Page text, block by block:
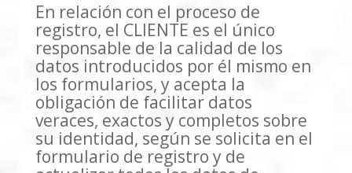
En relación con el proceso de
registro, el CLIENTE es el único
responsable de la calidad de los
datos introducidos por él mismo en
los formularios, y acepta la
obligación de facilitar datos
veraces, exactos y completos sobre
su identidad, según se solicita en el
formulario de registro y de